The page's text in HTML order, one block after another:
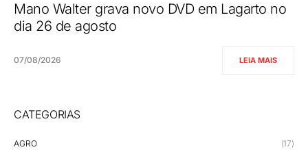
Mano Walter grava novo DVD em Lagarto no
dia 26 de agosto
07/08/2026 LEIA MAIS
CATEGORIAS
AGRO (17)